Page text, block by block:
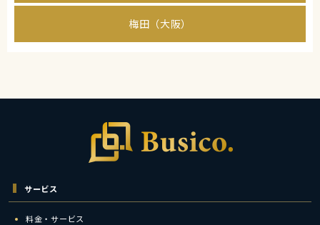
梅田（大阪）
サービス
料金・サービス